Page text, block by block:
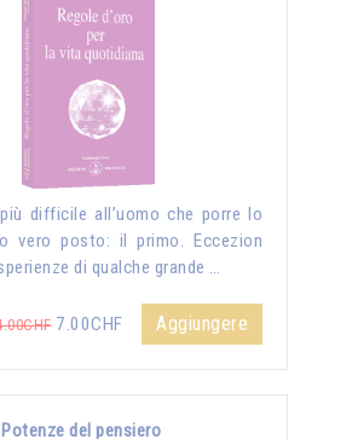
difficile all’uomo che porre lo
vero posto: il primo. Eccezion
di qualche grande …
7.00CHF Aggiungere
Potenze del pensiero